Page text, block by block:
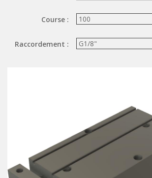
Ciseaux pneumatiques
Couteaux pneumatiques
PINCES DE PRÉHENSION
Traitements d'air - Accessoires
Traitements d'air - Ioniseurs
Traitements d'air compacts
Course :
Raccordement :